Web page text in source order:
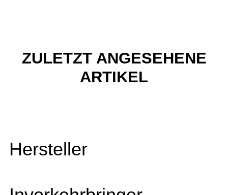
ZULETZT ANGESEHENE
ARTIKEL
Hersteller